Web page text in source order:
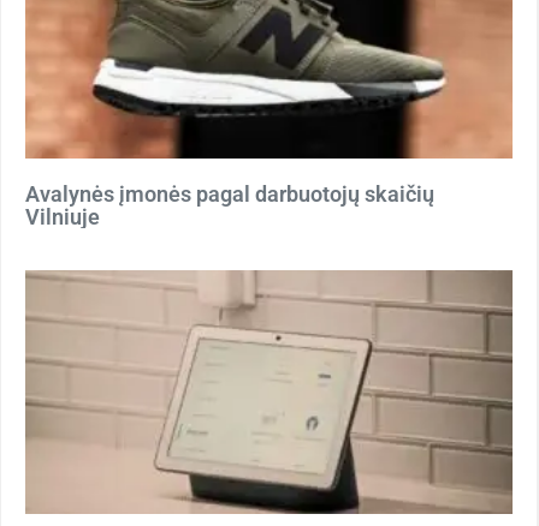
Avalynės įmonės pagal darbuotojų skaičių
Vilniuje